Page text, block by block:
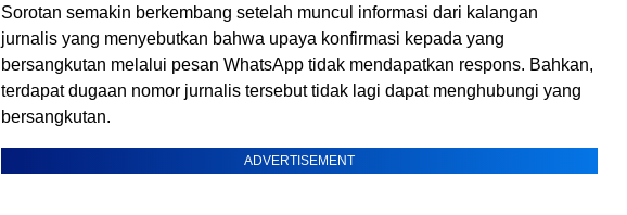
Sorotan semakin berkembang setelah muncul informasi dari kalangan
jurnalis yang menyebutkan bahwa upaya konfirmasi kepada yang
bersangkutan melalui pesan WhatsApp tidak mendapatkan respons. Bahkan,
terdapat dugaan nomor jurnalis tersebut tidak lagi dapat menghubungi yang
bersangkutan.
ADVERTISEMENT